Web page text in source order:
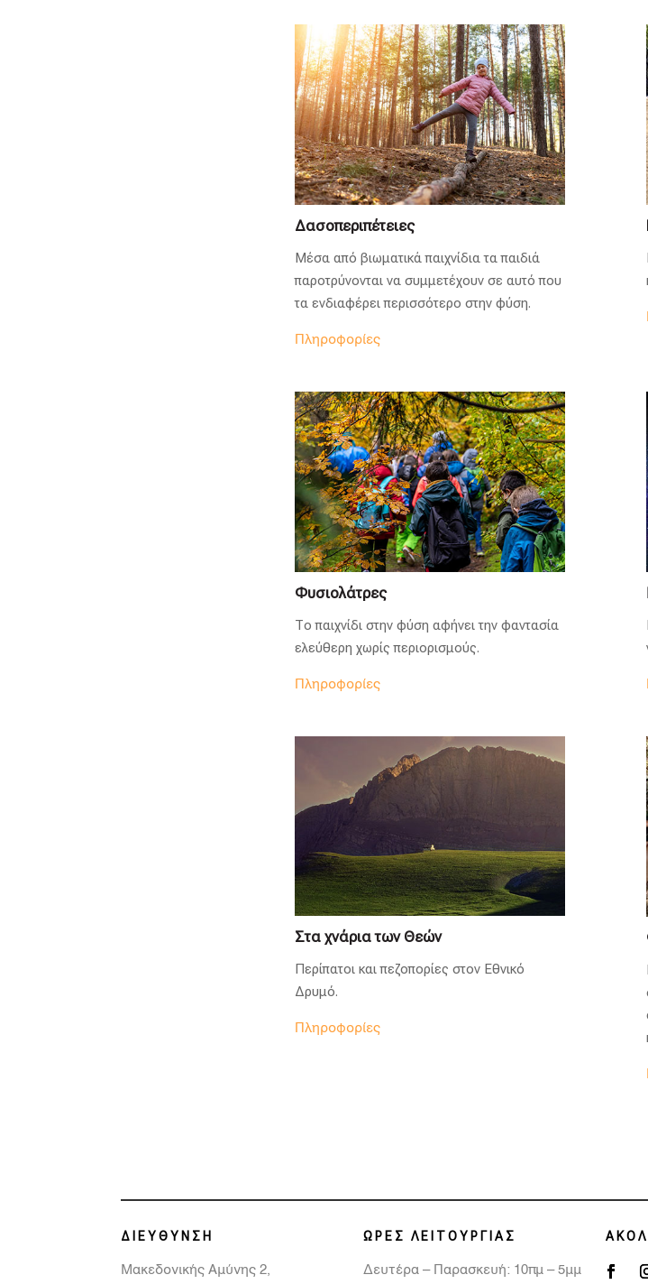
Δασοπεριπέτειες
Μέσα από βιωματικά παιχνίδια τα παιδιά
παροτρύνονται να συμμετέχουν σε αυτό που
τα ενδιαφέρει περισσότερο στην φύση.
Πληροφορίες
Φυσιολάτρες
Το παιχνίδι στην φύση αφήνει την φαντασία
ελεύθερη χωρίς περιορισμούς.
Πληροφορίες
Στα χνάρια των Θεών
Περίπατοι και πεζοπορίες στον Εθνικό
Δρυμό.
Πληροφορίες
ΔΙΕΥΘΥΝΣΗ
Μακεδονικής Αμύνης 2,
ΩΡΕΣ ΛΕΙΤΟΥΡΓΙΑΣ
Δευτέρα – Παρασκευή: 10πμ – 5μμ